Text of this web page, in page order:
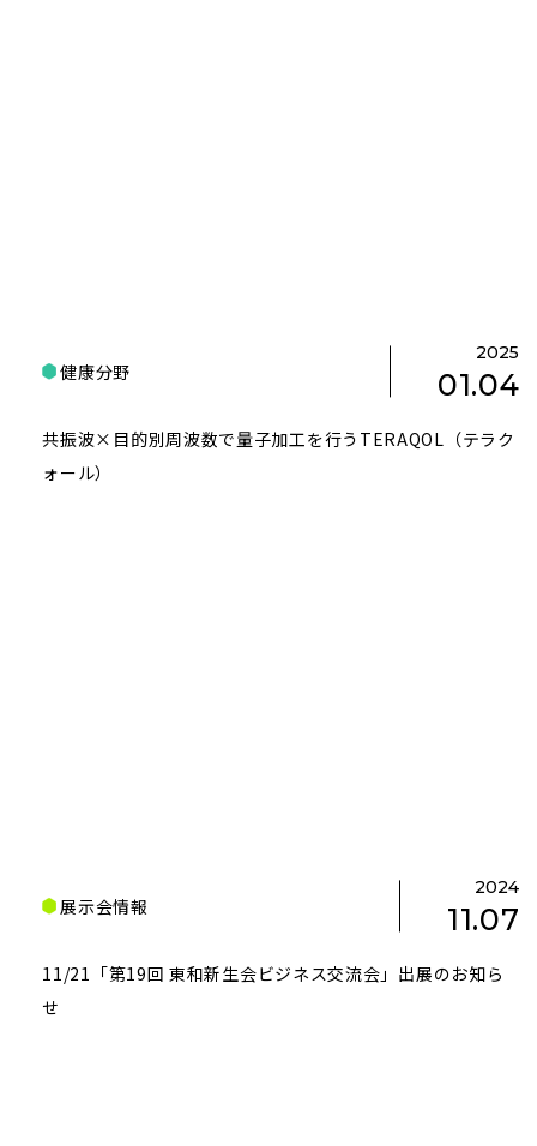
健康分野
2025
01.04
共振波×目的別周波数で量子加工を行うTERAQOL（テラク
ォール）
展示会情報
2024
11.07
11/21「第19回 東和新生会ビジネス交流会」出展のお知ら
せ